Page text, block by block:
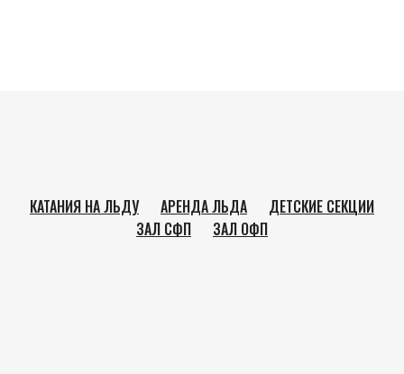
КАТАНИЯ НА ЛЬДУ АРЕНДА ЛЬДА
ДЕТСКИЕ СЕКЦИИ
ЗАЛ СФП
ЗАЛ ОФП